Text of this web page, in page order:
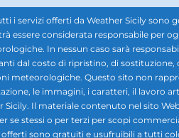
i servizi offerti da Weather Sicily
essere considerata responsabile per
In nessun caso sarà
dal costo di ripristino, di
meteorologiche. Questo sito non
le immagini, i caratteri, il
Il materiale contenuto nel sito
se stessi o per terzi per scopi
sono gratuiti e usufruibili a tutti